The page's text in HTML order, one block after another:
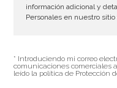
información adicional y
Personales en nuestro
* Introduciendo mi correo
comunicaciones comerciales
leído la política de Protección